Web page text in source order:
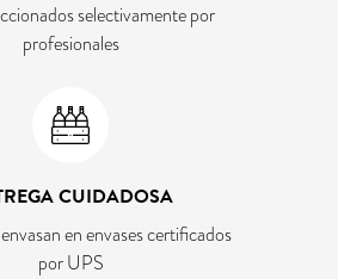
selectivamente por
profesionales
CUIDADOSA
en envases certificados
por UPS